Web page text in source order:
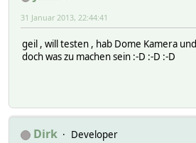
31 Januar 2013, 22:44:41
geil , will testen , hab Dome Kamera
doch was zu machen sein :-D :-D :-D
Dirk
Developer